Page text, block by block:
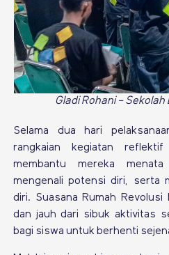
Gladi Rohani - Sekolah
Selama dua hari
rangkaian kegiatan
membantu mereka
mengenali potensi diri, serta
diri. Suasana Rumah
dan jauh dari sibuk aktivitas
bagi siswa untuk berhenti